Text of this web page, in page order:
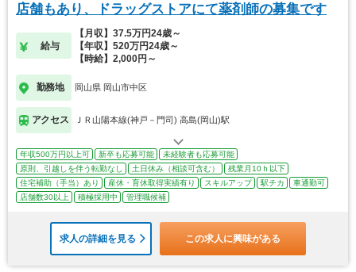
店舗もあり、ドラッグストアにて薬剤師の募集です
給与
【月収】37.5万円24歳～
【年収】520万円24歳～
【時給】2,000円～
勤務地 岡山県 岡山市中区
アクセス ＪＲ山陽本線(神戸－門司) 高島(岡山)駅
年収500万円以上可 新卒も応募可能
未経験者も応募可能
原則、引越しを伴う転勤なし
土日休み（相談可含む）
残業月10ｈ以下
住宅補助（手当）あり
産休・育休取得実績有り スキルアップ 駅チカ
車通勤可
店舗数30以上
積極採用中 管理職候補
求人の詳細を見る この求人に興味がある